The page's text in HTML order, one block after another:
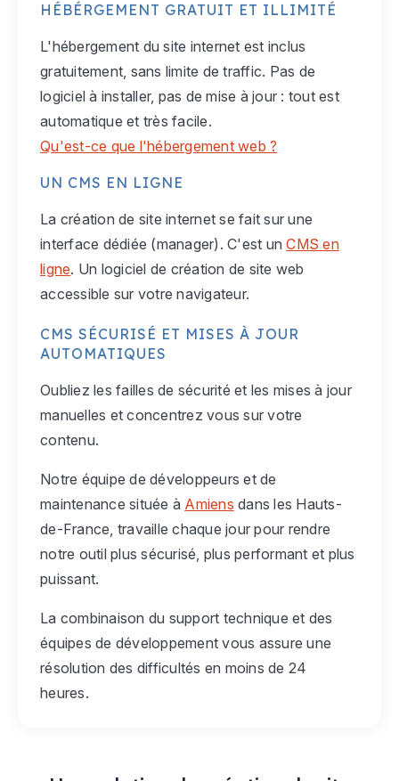
HÉBÉRGEMENT GRATUIT ET ILLIMITÉ
L'hébergement du site internet est inclus
gratuitement, sans limite de traffic. Pas de
logiciel à installer, pas de mise à jour : tout est
automatique et très facile.
Qu'est-ce que l'hébergement web ?
UN CMS EN LIGNE
La création de site internet se fait sur une
interface dédiée (manager). C'est unCMS en
ligne. Un logiciel de création de site web
accessible sur votre navigateur.
CMS SÉCURISÉ ET MISES À JOUR
AUTOMATIQUES
Oubliez les failles de sécurité et les mises à jour
manuelles et concentrez vous sur votre
contenu.
Notre équipe de développeurs et de
maintenance située à Amiens dans les Hauts-
de-France, travaille chaque jour pour rendre
notre outil plus sécurisé, plus performant et plus
puissant.
La combinaison du support technique et des
équipes de développement vous assure une
résolution des difficultés en moins de 24
heures.